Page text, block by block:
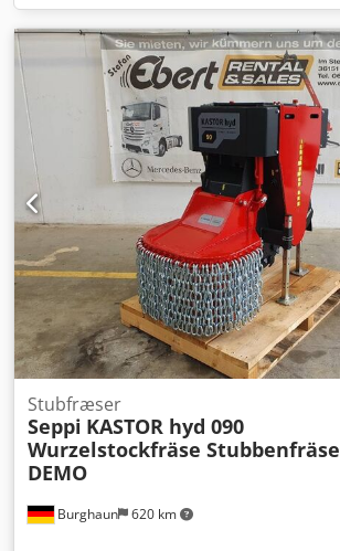
Burghaun 620 km
Stubfræser
Seppi KASTOR hyd 090
Wurzelstockfräse Stubbenfräse
DEMO